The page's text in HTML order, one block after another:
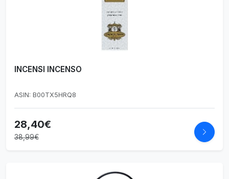
INCENSI INCENSO
ASIN: B00TX5HRQ8
28,40€
38,99€